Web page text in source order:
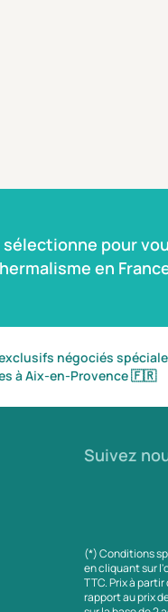
pour
en
négociés
à Aix-en-Provence🇫🇷
Suivez
(*) Conditions
en cliquant sur
TTC. Prix à
rapport au prix